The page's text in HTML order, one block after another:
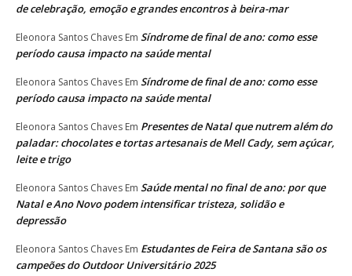
de celebração, emoção e grandes encontros à beira-mar
Eleonora Santos Chaves Em Síndrome de final de ano: como esse
período causa impacto na saúde mental
Eleonora Santos Chaves Em Síndrome de final de ano: como esse
período causa impacto na saúde mental
Eleonora Santos Chaves Em Presentes de Natal que nutrem além do
paladar: chocolates e tortas artesanais de Mell Cady, sem açúcar,
leite e trigo
Eleonora Santos Chaves Em Saúde mental no final de ano: por que
Natal e Ano Novo podem intensificar tristeza, solidão e
depressão
Eleonora Santos Chaves Em Estudantes de Feira de Santana são os
campeões do Outdoor Universitário 2025